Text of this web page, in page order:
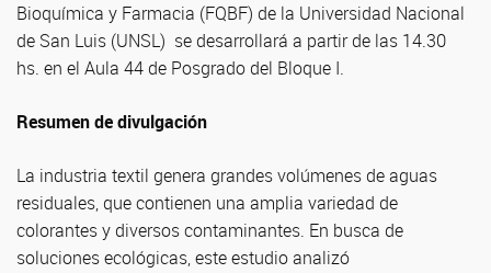
Bioquímica y Farmacia (FQBF) de la Universidad Nacional
de San Luis (UNSL) se desarrollará a partir de las 14.30
hs. en el Aula 44 de Posgrado del Bloque I.
Resumen de divulgación
La industria textil genera grandes volúmenes de aguas
residuales, que contienen una amplia variedad de
colorantes y diversos contaminantes. En busca de
soluciones ecológicas, este estudio analizó